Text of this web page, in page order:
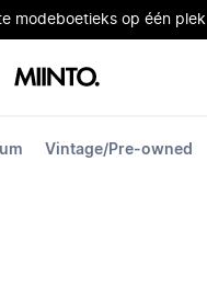
modeboetieks op één plek
Vintage/Pre-owned